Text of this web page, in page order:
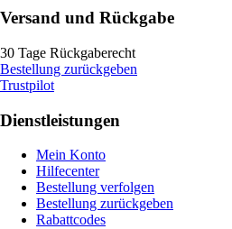
Versand und Rückgabe
30 Tage Rückgaberecht
Bestellung zurückgeben
Trustpilot
Dienstleistungen
Mein Konto
Hilfecenter
Bestellung verfolgen
Bestellung zurückgeben
Rabattcodes